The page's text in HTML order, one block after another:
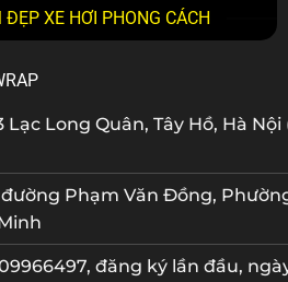
XE HƠI PHONG CÁCH
Lạc Long Quân, Tây Hồ, Hà Nội
đường Phạm Văn Đồng,
đăng ký lần đầu,